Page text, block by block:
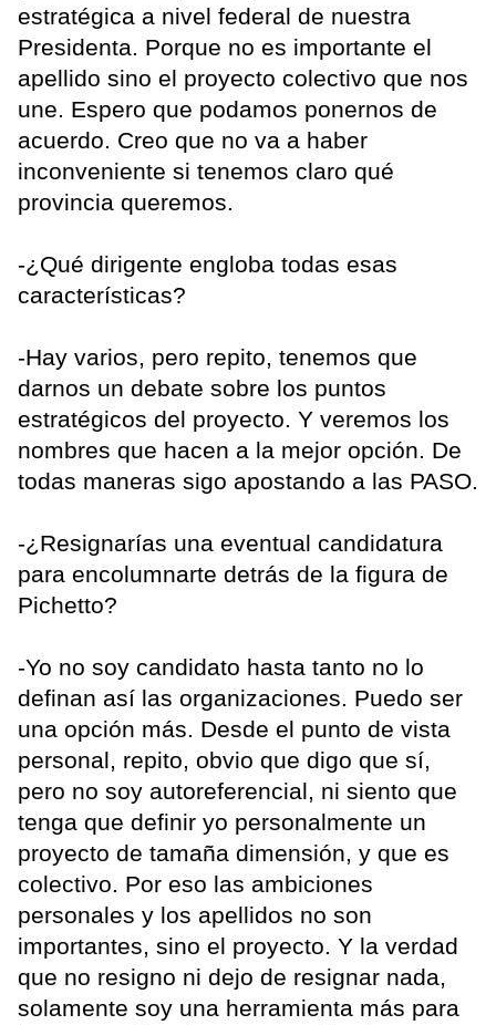
estratégica a nivel federal de nuestra
Presidenta. Porque no es importante el
apellido sino el proyecto colectivo que nos
une. Espero que podamos ponernos de
acuerdo. Creo que no va a haber
inconveniente si tenemos claro qué
provincia queremos.
-¿Qué dirigente engloba todas esas
características?
-Hay varios, pero repito, tenemos que
darnos un debate sobre los puntos
estratégicos del proyecto. Y veremos los
nombres que hacen a la mejor opción. De
todas maneras sigo apostando a las PASO.
-¿Resignarías una eventual candidatura
para encolumnarte detrás de la figura de
Pichetto?
-Yo no soy candidato hasta tanto no lo
definan así las organizaciones. Puedo ser
una opción más. Desde el punto de vista
personal, repito, obvio que digo que sí,
pero no soy autoreferencial, ni siento que
tenga que definir yo personalmente un
proyecto de tamaña dimensión, y que es
colectivo. Por eso las ambiciones
personales y los apellidos no son
importantes, sino el proyecto. Y la verdad
que no resigno ni dejo de resignar nada,
solamente soy una herramienta más para